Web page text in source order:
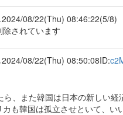
2024/08/22(Thu) 08:46:22(5/8)
除されています
2024/08/22(Thu) 08:50:08ID:
ら、また韓国は日本の新しい経
も韓国は孤立させといて、い